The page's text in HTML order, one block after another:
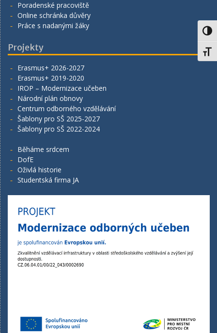
Poradenské pracoviště
Online schránka důvěry
Práce s nadanými žáky
Projekty
Erasmus+ 2026-2027
Erasmus+ 2019-2020
IROP – Modernizace učeben
Národní plán obnovy
Centrum odborného vzdělávání
Šablony pro SŠ 2025-2027
Šablony pro SŠ 2022-2024
Běháme srdcem
DofE
Oživlá historie
Studentská firma JA